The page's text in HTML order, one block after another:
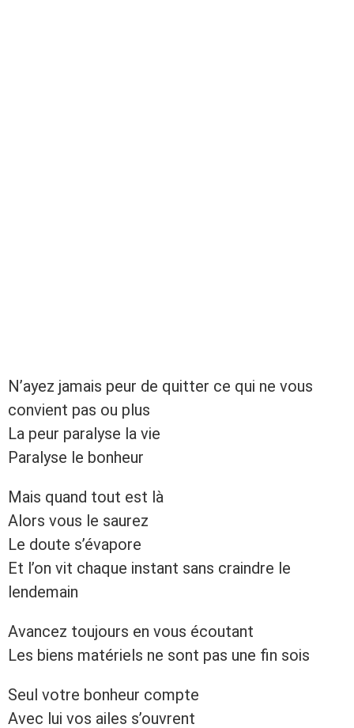
N’ayez jamais peur de quitter ce qui ne vous
convient pas ou plus
La peur paralyse la vie
Paralyse le bonheur
Mais quand tout est là
Alors vous le saurez
Le doute s’évapore
Et l’on vit chaque instant sans craindre le
lendemain
Avancez toujours en vous écoutant
Les biens matériels ne sont pas une fin sois
Seul votre bonheur compte
Avec lui vos ailes s’ouvrent